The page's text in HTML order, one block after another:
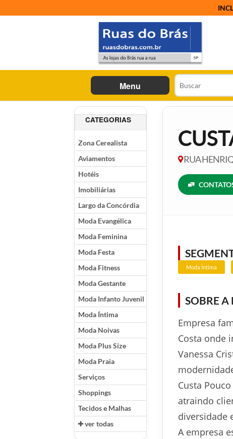
Menu
CATEGORIAS
Zona Cerealista
Aviamentos
Hotéis
Imobiliárias
Largo da Concórdia
Moda Evangélica
Moda Feminina
Moda Festa
Moda Fitness
Moda Gestante
Moda Infanto Juvenil
Moda Íntima
Moda Noivas
Moda Plus Size
Moda Praia
Serviços
Shoppings
Tecidos e Malhas
ver todas
RUA
Moda Íntima
SOBRE A
Empresa
Costa onde
Vanessa
Custa
atraindo
diversidade
A empresa